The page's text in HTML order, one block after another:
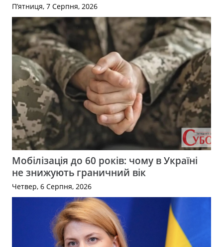
П’ятниця, 7 Серпня, 2026
Мобілізація до 60 років: чому в Україні
не знижують граничний вік
Четвер, 6 Серпня, 2026